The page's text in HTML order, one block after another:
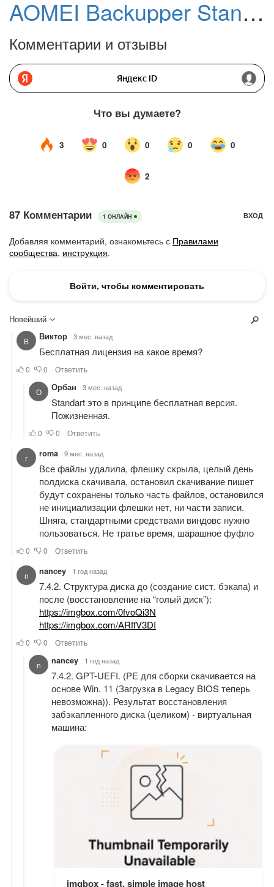
AOMEI Backupper Standard
Комментарии и отзывы